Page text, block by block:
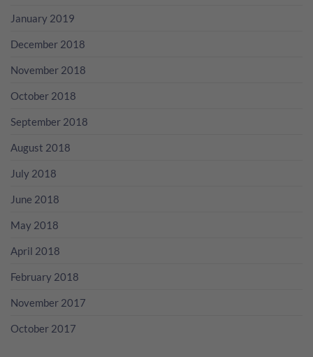
January 2019
December 2018
November 2018
October 2018
September 2018
August 2018
July 2018
June 2018
May 2018
April 2018
February 2018
November 2017
October 2017